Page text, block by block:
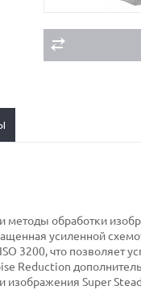
обработки
усиленной
3200, что позволяет
Reduction
изображения Super